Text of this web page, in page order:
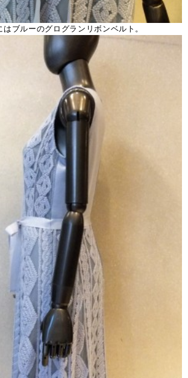
はブルーのグログランリボンベルト。